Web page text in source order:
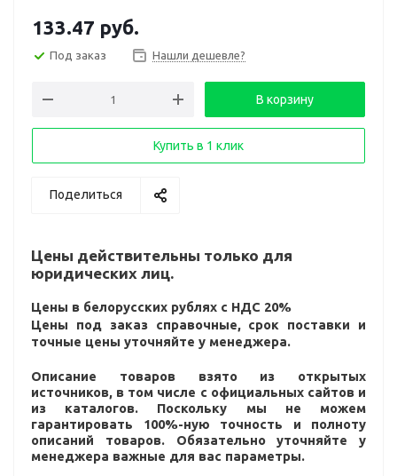
133.47 руб.
Под заказ Нашли дешевле?
В корзину
Купить в 1 клик
Поделиться
Цены действительны только для
юридических лиц.
Цены в белорусских рублях с НДС 20%
Цены под заказ справочные, срок поставки и
точные цены уточняйте у менеджера.
Описание товаров взято из открытых
источников, в том числе с официальных сайтов и
из каталогов. Поскольку мы не можем
гарантировать 100%-ную точность и полноту
описаний товаров. Обязательно уточняйте у
менеджера важные для вас параметры.